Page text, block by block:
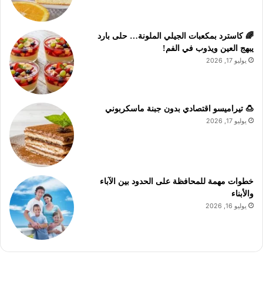
🌈 كاسترد بمكعبات الجيلي الملونة… حلى بارد
يبهج العين ويذوب في الفم!
يوليو 17, 2026
🍮 تيراميسو اقتصادي بدون جبنة ماسكربوني
يوليو 17, 2026
خطوات مهمة للمحافظة على الحدود بين الآباء
والأبناء
يوليو 16, 2026